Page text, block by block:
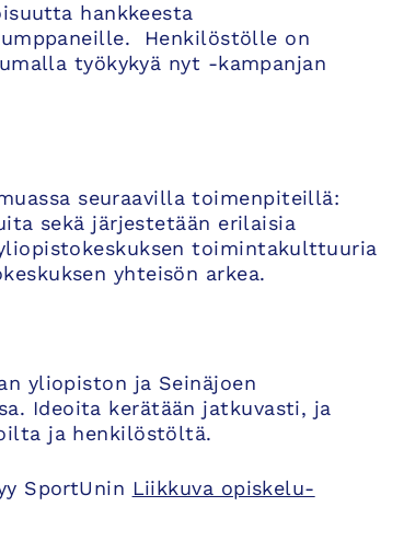
hankkeesta
Henkilöstölle on
työkykyä nyt -kampanjan
seuraavilla toimenpiteillä:
sekä järjestetään erilaisia
toimintakulttuuria
yhteisön arkea.
yliopiston ja Seinäjoen
Ideoita kerätään jatkuvasti, ja
ja henkilöstöltä.
SportUnin Liikkuva opiskelu-